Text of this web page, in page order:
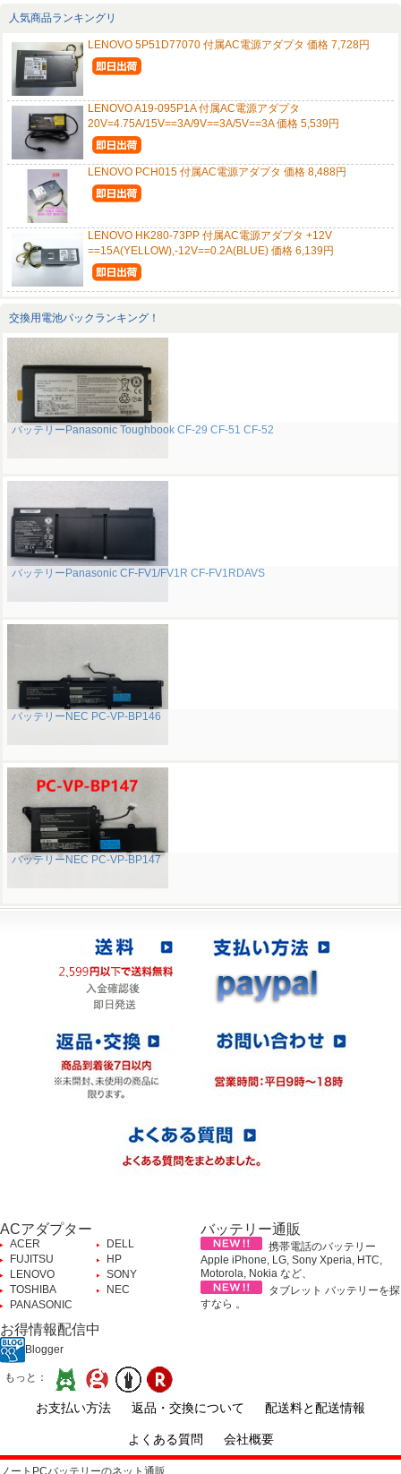
人気商品ランキングリ
LENOVO 5P51D77070 付属AC電源アダプタ 価格 7,728円
LENOVO A19-095P1A 付属AC電源アダプタ
20V=4.75A/15V==3A/9V==3A/5V==3A 価格 5,539円
LENOVO PCH015 付属AC電源アダプタ 価格 8,488円
LENOVO HK280-73PP 付属AC電源アダプタ +12V
==15A(YELLOW),-12V==0.2A(BLUE) 価格 6,139円
交換用電池パックランキング！
バッテリーPanasonic Toughbook CF-29 CF-51 CF-52
バッテリーPanasonic CF-FV1/FV1R CF-FV1RDAVS
バッテリーNEC PC-VP-BP146
バッテリーNEC PC-VP-BP147
ACアダプター
ACER
DELL
FUJITSU
HP
LENOVO
SONY
TOSHIBA
NEC
PANASONIC
バッテリー通販
携帯電話のバッテリー
Apple iPhone, LG, Sony Xperia, HTC,
Motorola, Nokia など、
タブレット バッテリーを探
すなら 。
お得情報配信中
Blogger
もっと：
お支払い方法 返品・交換について 配送料と配送情報
よくある質問 会社概要